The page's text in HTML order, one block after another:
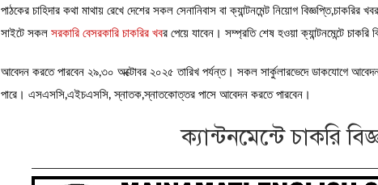
পাঠকের চাহিদার কথা মাথায় রেখে দেশের সকল সেনানিবাস বা ক্যান্টনমেন্ট নিয়োগ
সাইটে সকল সরকারি বেসরকারি চাকরির খবর পেয়ে যাবেন। সম্প্রতি শেষ হওয়া ক্যান্টনমেন্টে চাকরি
আবেদন করতে পারবেন ২৯,৩০ অক্টোবর ২০২৫ তারিখ পর্যন্ত। সকল সার্কুলারভেদে ডাকযোগে
পারে। এসএসসি,এইচএসসি, স্নাতক,স্নাতকোত্তর পাসে আবেদন করতে পারবেন।
ক্যান্টনমেন্টে চাকরি